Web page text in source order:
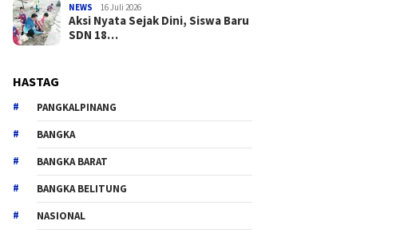
NEWS 16 Juli 2026
Aksi Nyata Sejak Dini, Siswa Baru
SDN 18…
HASTAG
PANGKALPINANG
BANGKA
BANGKA BARAT
BANGKA BELITUNG
NASIONAL